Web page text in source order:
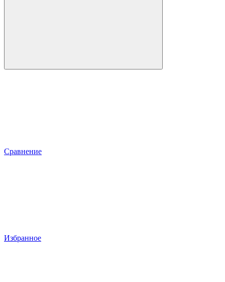
Сравнение
Избранное